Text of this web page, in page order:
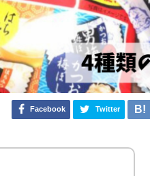
Facebook Twitter